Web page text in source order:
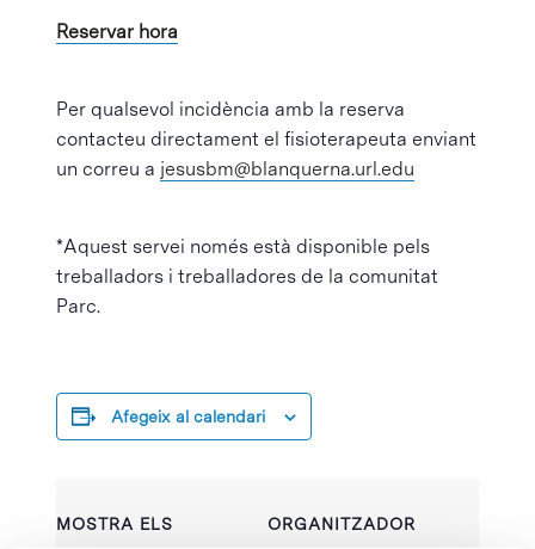
Reservar hora
Per qualsevol incidència amb la reserva
contacteu directament el fisioterapeuta enviant
un correu a jesusbm@blanquerna.url.edu
*Aquest servei només està disponible pels
treballadors i treballadores de la comunitat
Parc.
Afegeix al calendari
MOSTRA ELS
ORGANITZADOR